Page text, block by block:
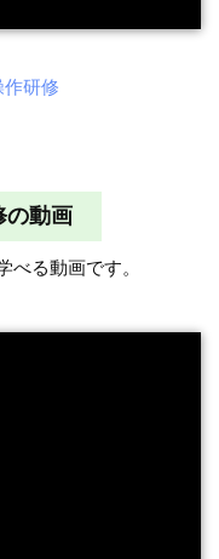
作研修
の動画
べる動画です。